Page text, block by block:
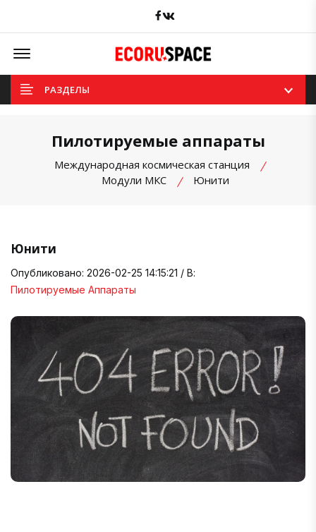
Facebook
Offcanvas Menu Open
РАЗДЕЛЫ
Пилотируемые аппараты
Международная космическая станция
Модули МКС
Юнити
Юнити
Опубликовано: 2026-02-25 14:15:21 / В:
Пилотируемые Аппараты